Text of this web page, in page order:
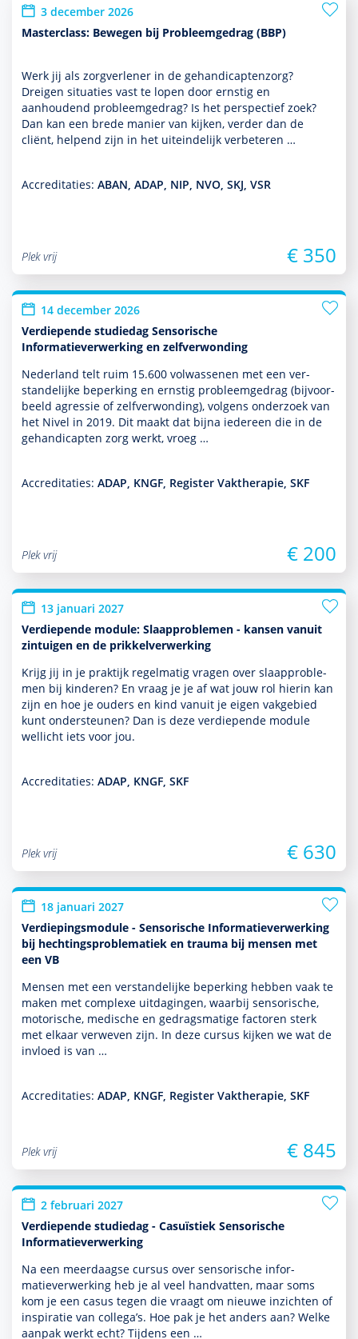
3 december 2026
Masterclass: Bewegen bij Probleemgedrag (BBP)
Werk jij als zorgverlener in de gehandi­capten­zorg?
Dreigen situaties vast te lopen door ernstig en
aanhoudend probleemgedrag? Is het perspec­tief zoek?
Dan kan een brede manier van kijken, verder dan de
cliënt, helpend zijn in het uit­einde­lijk verbeteren …
Accreditaties: ABAN, ADAP, NIP, NVO, SKJ, VSR
Plek vrij € 350
14 december 2026
Verdiepende studiedag Sensorische
Informatieverwerking en zelfverwonding
Nederland telt ruim 15.600 vol­was­senen met een ver­
stande­lijke beper­king en ernstig probleemgedrag (bij­voor­
beeld agressie of zelfverwonding), volgens onder­zoek van
het Nivel in 2019. Dit maakt dat bijna iedereen die in de
gehandicapten zorg werkt, vroeg …
Accreditaties: ADAP, KNGF, Register Vaktherapie, SKF
Plek vrij € 200
13 januari 2027
Verdiepende module: Slaapproblemen - kansen vanuit
zintuigen en de prikkelverwerking
Krijg jij in je prak­tijk regelmatig vragen over slaappro­ble­
men bij kin­de­ren? En vraag je je af wat jouw rol hierin kan
zijn en hoe je ouders en kind vanuit je eigen vakgebied
kunt onder­steunen? Dan is deze ver­die­pende module
wellicht iets voor jou.
Accreditaties: ADAP, KNGF, SKF
Plek vrij € 630
18 januari 2027
Verdiepingsmodule - Sensorische Informatieverwerking
bij hechtingsproblematiek en trauma bij mensen met
een VB
Mensen met een ver­stande­lijke beper­king hebben vaak te
maken met complexe uitdagingen, waarbij sensorische,
motorische, medische en gedragsmatige factoren sterk
met elkaar verweven zijn. In deze cursus kijken we wat de
invloed is van …
Accreditaties: ADAP, KNGF, Register Vaktherapie, SKF
Plek vrij € 845
2 februari 2027
Verdiepende studiedag - Casuïstiek Sensorische
Informatieverwerking
Na een meerdaagse cursus over sensorische infor­
matieverwerking heb je al veel handvatten, maar soms
kom je een casus tegen die vraagt om nieuwe inzichten of
inspiratie van collega’s. Hoe pak je het anders aan? Welke
aanpak werkt echt? Tijdens een …